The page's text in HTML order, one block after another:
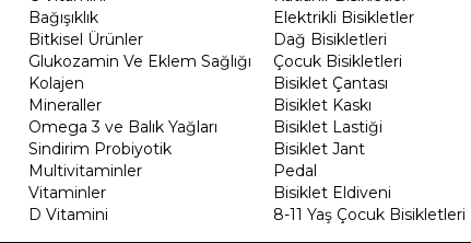
Bağışıklık
Bitkisel Ürünler
Glukozamin Ve Eklem Sağlığı
Kolajen
Mineraller
Omega 3 ve Balık Yağları
Sindirim Probiyotik
Multivitaminler
Vitaminler
D Vitamini
Elektrikli Bisikletler
Dağ Bisikletleri
Çocuk Bisikletleri
Bisiklet Çantası
Bisiklet Kaskı
Bisiklet Lastiği
Bisiklet Jant
Pedal
Bisiklet Eldiveni
8-11 Yaş Çocuk Bisikletleri